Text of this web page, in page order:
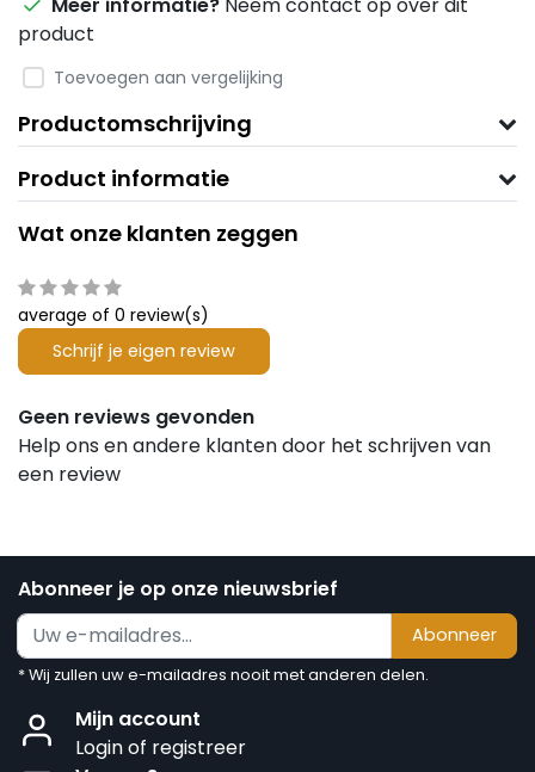
product
Toevoegen aan vergelijking
Productomschrijving
Product informatie
Wat onze klanten zeggen
average of 0 review(s)
Schrijf je eigen review
Geen reviews gevonden
Help ons en andere klanten door het schrijven van
een review
Abonneer je op onze nieuwsbrief
Abonneer
* Wij zullen uw e-mailadres nooit met anderen delen.
Mijn account
Login of registreer